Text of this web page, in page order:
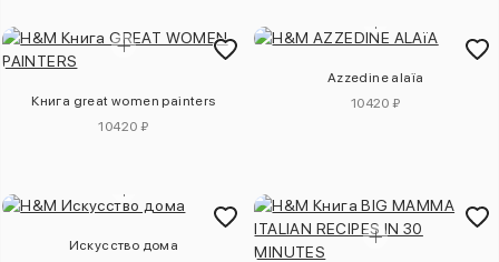
Книга great women painters
10420 ₽
Аzzedine alaïa
10420 ₽
Искусство дома